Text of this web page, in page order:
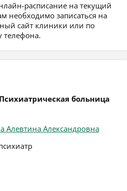
расписание на текущий
необходимо записаться на
сайт клиники или по
телефона.
больница
Алевтина Александровна